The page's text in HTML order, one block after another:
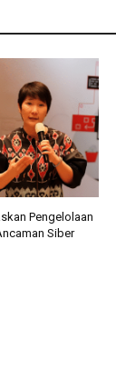
Pengelolaan
Siber